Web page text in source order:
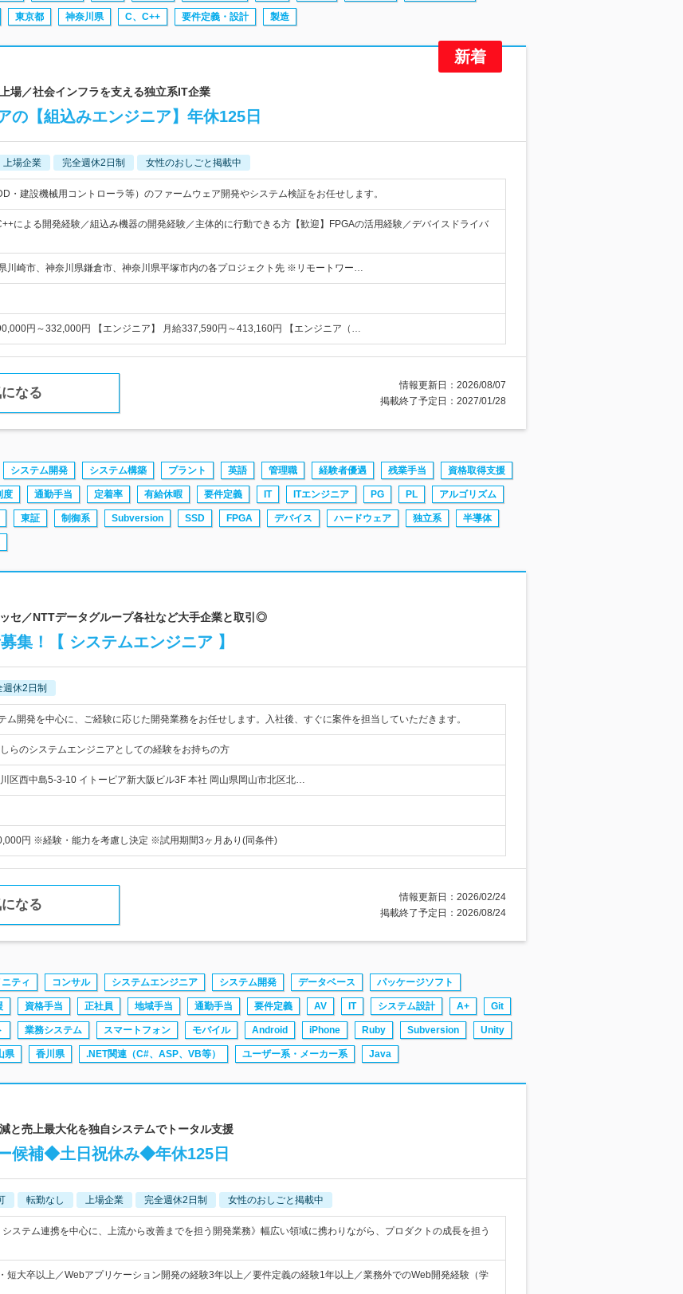
東京都 神奈川県 C、C++ 要件定義・設計 製造
場／社会インフラを支える独立系IT企業
の【組込みエンジニア】年休125日
上場企業 完全週休2日制 女性のおしごと掲載中
・建設機械用コントローラ等）のファームウェア開発やシステム検証をお任せします。
による開発経験／組込み機器の開発経験／主体的に行動できる方【歓迎】FPGAの活用経験／デバイスドライバ
川崎市、神奈川県鎌倉市、神奈川県平塚市内の各プロジェクト先 ※リモートワー…
円～332,000円 【エンジニア】 月給337,590円～413,160円 【エンジニア（…
なる
情報更新日：2026/08/07
掲載終了予定日：2027/01/28
システム開発 システム構築 プラント 英語 管理職 経験者優遇 残業手当 資格取得支援
度 通勤手当 定着率 有給休暇 要件定義 IT ITエンジニア PG PL アルゴリズム
東証 制御系 Subversion SSD FPGA デバイス ハードウェア 独立系 半導体
セ／NTTデータグループ各社など大手企業と取引◎
！【 システムエンジニア 】
週休2日制
ム開発を中心に、ご経験に応じた開発業務をお任せします。入社後、すぐに案件を担当していただきます。
らのシステムエンジニアとしての経験をお持ちの方
区西中島5-3-10 イトーピア新大阪ビル3F 本社 岡山県岡山市北区北…
円 ※経験・能力を考慮し決定 ※試用期間3ヶ月あり(同条件)
なる
情報更新日：2026/02/24
掲載終了予定日：2026/08/24
ティ コンサル システムエンジニア システム開発 データベース パッケージソフト
資格手当 正社員 地域手当 通勤手当 要件定義 AV IT システム設計 A+ Git
業務システム スマートフォン モバイル Android iPhone Ruby Subversion Unity
県 香川県 .NET関連（C#、ASP、VB等） ユーザー系・メーカー系 Java
と売上最大化を独自システムでトータル支援
候補◆土日祝休み◆年休125日
転勤なし 上場企業 完全週休2日制 女性のおしごと掲載中
システム連携を中心に、上流から改善までを担う開発業務》幅広い領域に携わりながら、プロダクトの成長を担う
短大卒以上／Webアプリケーション開発の経験3年以上／要件定義の経験1年以上／業務外でのWeb開発経験（学